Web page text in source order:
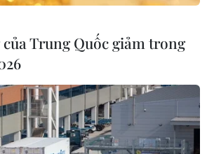
của Trung Quốc giảm trong